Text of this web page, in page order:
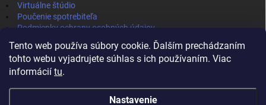
Tento web používa súbory cookie. Ďalším prechádzaním
tohto webu vyjadrujete súhlas s ich používaním. Viac
informácií tu.
Nastavenie
Virtuálne štúdio
Poučenie spotrebiteľa
Podmienky ochrany osobných údajov
Obchodné podmienky
IVPA-OKNA - zmluvný partner